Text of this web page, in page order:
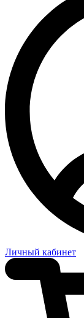
Личный кабинет